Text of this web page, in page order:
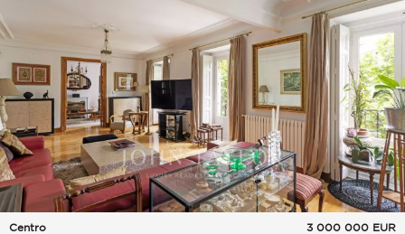
Centro
3 000 000 EUR